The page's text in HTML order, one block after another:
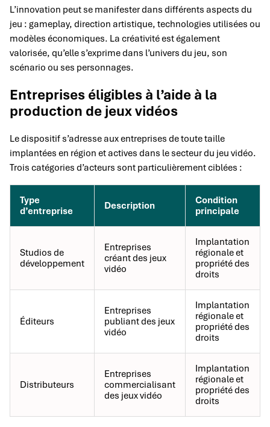
L’innovation peut se manifester dans différents aspects du
jeu : gameplay, direction artistique, technologies utilisées ou
modèles économiques. La créativité est également
valorisée, qu’elle s’exprime dans l’univers du jeu, son
scénario ou ses personnages.
Entreprises éligibles à l’aide à la
production de jeux vidéos
Le dispositif s’adresse aux entreprises de toute taille
implantées en région et actives dans le secteur du jeu vidéo.
Trois catégories d’acteurs sont particulièrement ciblées :
Type
d’entreprise
Description
Condition
principale
Studios de
développement
Entreprises
créant des jeux
vidéo
Implantation
régionale et
propriété des
droits
Éditeurs
Entreprises
publiant des jeux
vidéo
Implantation
régionale et
propriété des
droits
Distributeurs
Entreprises
commercialisant
des jeux vidéo
Implantation
régionale et
propriété des
droits